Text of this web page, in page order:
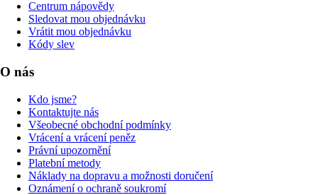
Centrum nápovědy
Sledovat mou objednávku
Vrátit mou objednávku
Kódy slev
O nás
Kdo jsme?
Kontaktujte nás
Všeobecné obchodní podmínky
Vrácení a vrácení peněz
Právní upozornění
Platební metody
Náklady na dopravu a možnosti doručení
Oznámení o ochraně soukromí